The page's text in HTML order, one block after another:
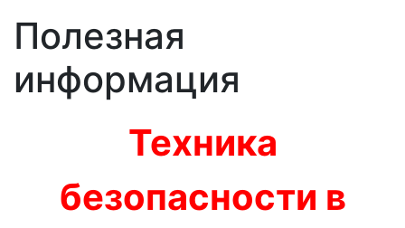
Полезная
информация
Техника
безопасности в